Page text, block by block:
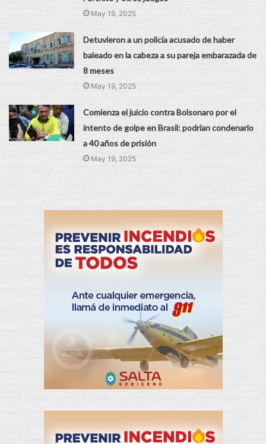
May 19, 2025
Detuvieron a un policía acusado de haber
baleado en la cabeza a su pareja embarazada de
8 meses
May 19, 2025
Comienza el juicio contra Bolsonaro por el
intento de golpe en Brasil: podrían condenarlo
a 40 años de prisión
May 19, 2025